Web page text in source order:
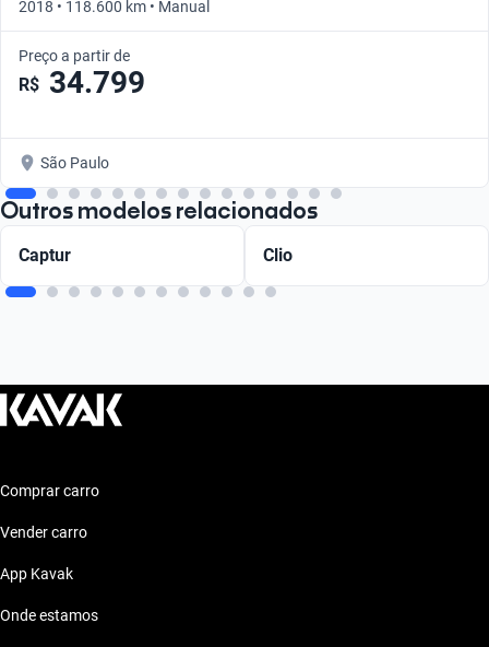
2018 • 118.600 km • Manual
Preço a partir de
R$ 34.799
São Paulo
Outros modelos relacionados
Captur Clio
Comprar carro
Vender carro
App Kavak
Onde estamos